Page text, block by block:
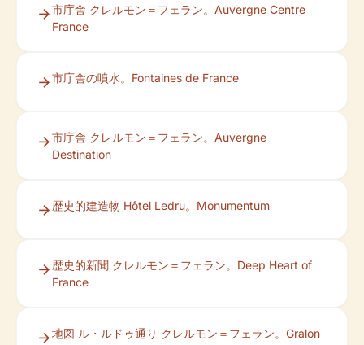
市庁舎 クレルモン＝フェラン。Auvergne Centre
France
市庁舎の噴水。Fontaines de France
市庁舎 クレルモン＝フェラン。Auvergne
Destination
歴史的建造物 Hôtel Ledru。Monumentum
歴史的新聞 クレルモン＝フェラン。Deep Heart of
France
地図 ル・ルドゥ通り クレルモン＝フェラン。Gralon